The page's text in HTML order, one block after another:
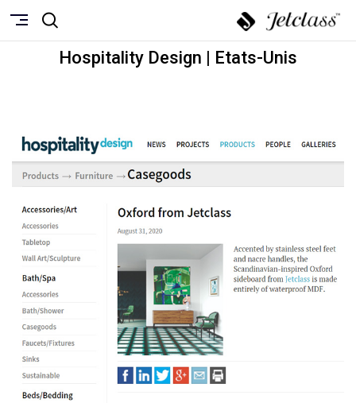
Hospitality Design | Etats-Unis